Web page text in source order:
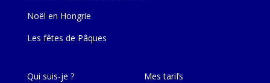
Noël en Hongrie
Les fêtes de Pâques
Qui suis-je ?
Mes tarifs